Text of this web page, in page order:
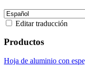
Editar traducción
Productos
Hoja de aluminio con